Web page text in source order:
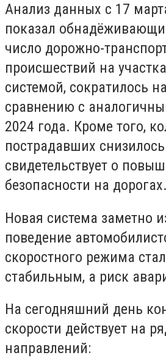
Анализ данных с 17
показал
число дорожно-
происшествий на
системой, сократилось
сравнению с
2024 года. Кроме того,
пострадавших снизилось
свидетельствует о
безопасности на дорогах.
Новая система заметно
поведение
скоростного режима
стабильным, а риск
На сегодняшний день
скорости действует на
направлений: